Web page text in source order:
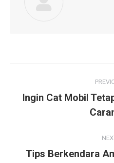
navigation
Ingin Cat Mobil
Tips Berkendara